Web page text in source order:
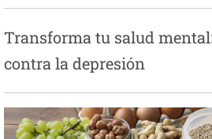
Transforma tu salud
contra la depresión